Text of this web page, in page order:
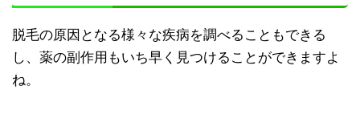
脱毛の原因となる様々な疾病を調べることもできる
し、薬の副作用もいち早く見つけることができますよ
ね。